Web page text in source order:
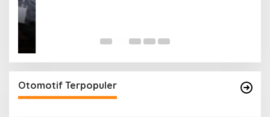
Otomotif Terpopuler